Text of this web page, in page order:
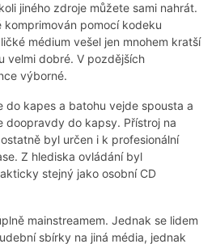
jiného zdroje můžete sami nahrát.
komprimován pomocí kodeku
médium vešel jen mnohem kratší
velmi dobré. V pozdějších
výborné.
do kapes a batohu vejde spousta a
doopravdy do kapsy. Přístroj na
byl určen i k profesionální
Z hlediska ovládání byl
stejný jako osobní CD
mainstreamem. Jednak se lidem
sbírky na jiná média, jednak